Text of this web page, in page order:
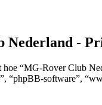
Nederland -
“MG-Rover Club
“phpBB-software”,